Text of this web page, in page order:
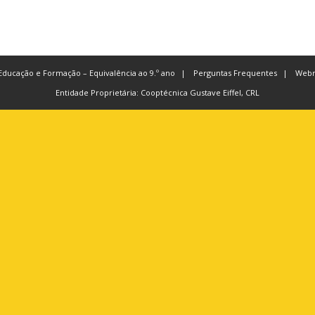
e Formação – Equivalência ao 9.º ano Perguntas Frequentes
Entidade Proprietária: Cooptécnica Gustave Eiffel, CRL